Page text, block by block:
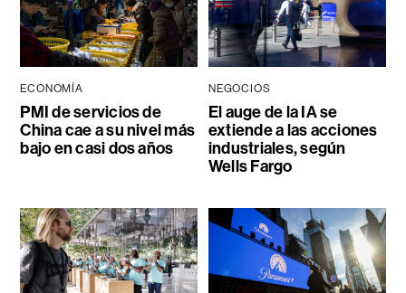
ECONOMÍA
PMI de servicios de
China cae a su nivel más
bajo en casi dos años
NEGOCIOS
El auge de la IA se
extiende a las acciones
industriales, según
Wells Fargo